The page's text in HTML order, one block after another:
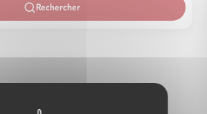
Rechercher